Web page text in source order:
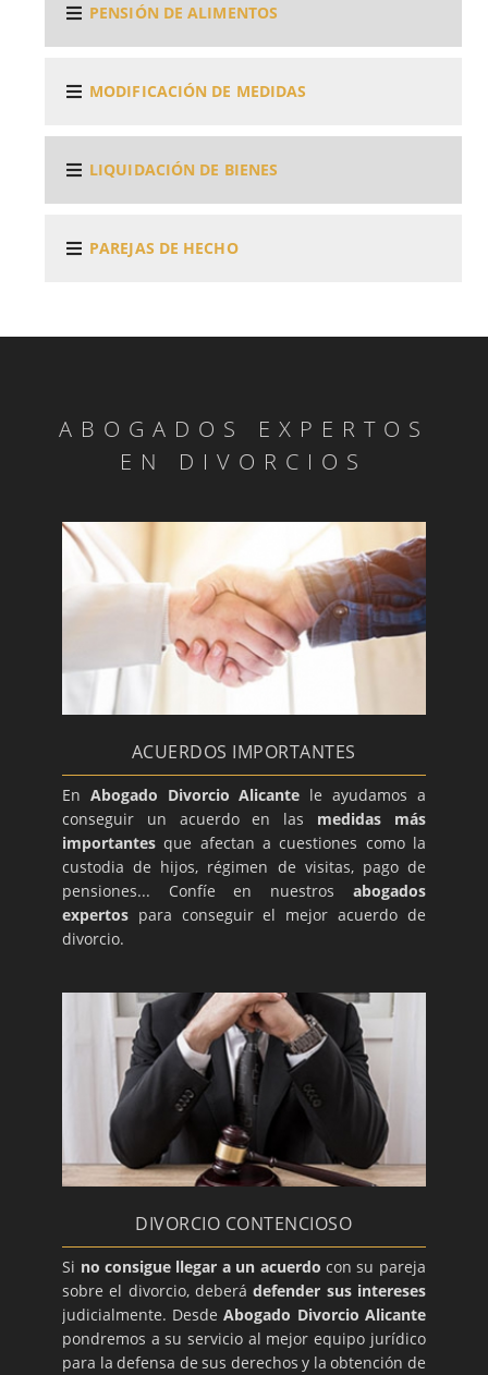
PENSIÓN DE ALIMENTOS
MODIFICACIÓN DE MEDIDAS
LIQUIDACIÓN DE BIENES
PAREJAS DE HECHO
ABOGADOS EXPERTOS
EN DIVORCIOS
ACUERDOS IMPORTANTES
En Abogado Divorcio Alicante le ayudamos a
conseguir un acuerdo en las medidas más
importantesque afectan a cuestiones como la
custodia de hijos, régimen de visitas, pago de
pensiones... Confíe en nuestros abogados
expertos para conseguir el mejor acuerdo de
divorcio.
DIVORCIO CONTENCIOSO
Si no consigue llegar a un acuerdo con su pareja
sobre el divorcio, deberádefender sus intereses
judicialmente. DesdeAbogado Divorcio Alicante
pondremos a su servicio al mejor equipo jurídico
para la defensa de sus derechos y la obtención de